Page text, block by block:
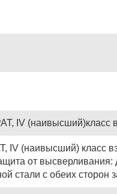
IV (наивысший)класс
IV (наивысший) класс
от высверливания:
стали с обеих сторон